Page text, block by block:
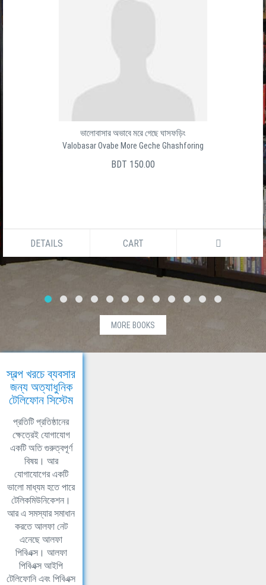
ভালোবাসার অভাবে মরে গেছে ঘাসফড়িং
Valobasar Ovabe More Geche Ghashforing
BDT 150.00
DETAILS CART
MORE BOOKS
স্বল্প খরচে ব্যবসার
জন্য অত্যাধুনিক
টেলিফোন সিস্টেম
প্রতিটি প্রতিষ্ঠানের
ক্ষেত্রেই যোগাযোগ
একটি অতি গুরুত্বপূর্ণ
বিষয়। আর
যোগাযোগের একটি
ভালো মাধ্যম হতে পারে
টেলিকমিউনিকেশন।
আর এ সমস্যার সমাধান
করতে আলফা নেট
এনেছে আলফা
পিবিএক্স। আলফা
পিবিএক্স আইপি
টেলিফোনি এবং পিবিএক্স